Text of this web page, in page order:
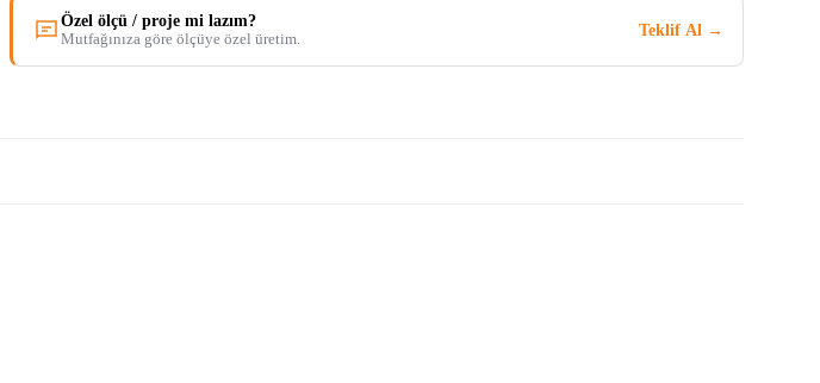
Özel ölçü / proje mi lazım?
Mutfağınıza göre ölçüye özel üretim.
Teklif Al →